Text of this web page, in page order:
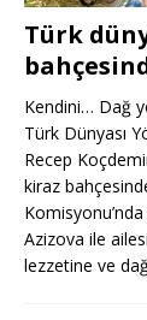
Türk
Kendini… Dağ
Türk Dünyası
Recep
kiraz
Azizova ile
lezzetine ve